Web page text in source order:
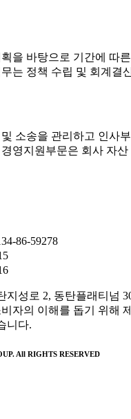
을 바탕으로 기간에 따
는 정책 수립 및 회계결
소송을 관리하고 인사
영지원부문은 회사 자
86-59278
지성로 2, 동탄플래티넘
자의 이해를 돕기 위해
니다.
All RIGHTS RESERVED